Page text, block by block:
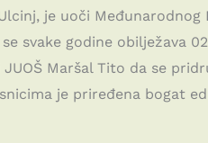
je uoči
svake godine obilježava
Maršal Tito da se
je priređena bogat